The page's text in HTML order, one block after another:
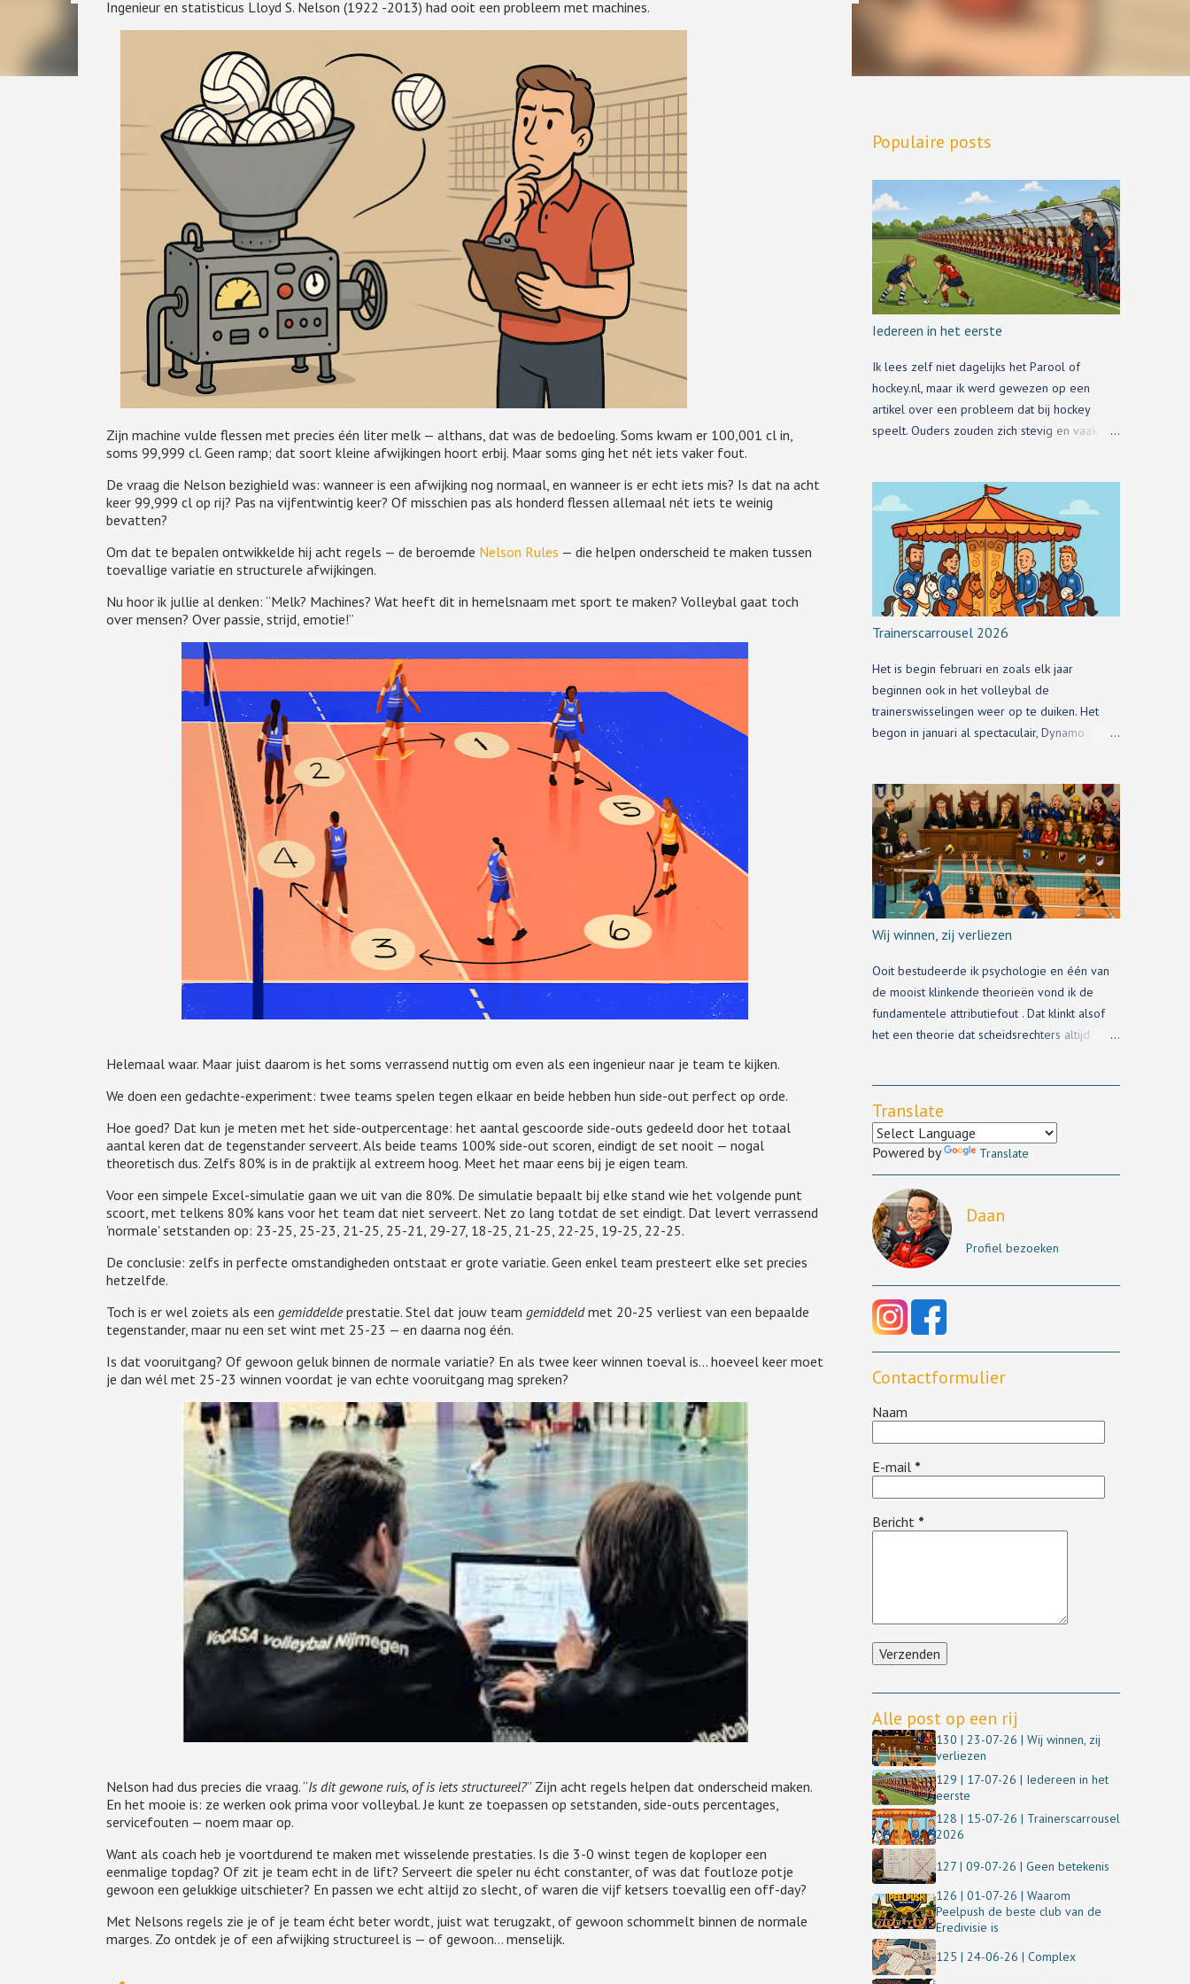
Ingenieur en statisticus Lloyd S. Nelson (1922 -2013) had ooit een probleem met machines.
Zijn machine vulde flessen met precies één liter melk — althans, dat was de bedoeling. Soms kwam er 100,001 cl in,
soms 99,999 cl. Geen ramp; dat soort kleine afwijkingen hoort erbij. Maar soms ging het nét iets vaker fout.
De vraag die Nelson bezighield was: wanneer is een afwijking nog normaal, en wanneer is er echt iets mis? Is dat na acht
keer 99,999 cl op rij? Pas na vijfentwintig keer? Of misschien pas als honderd flessen allemaal nét iets te weinig
bevatten?
Om dat te bepalen ontwikkelde hij acht regels — de beroemde Nelson Rules — die helpen onderscheid te maken tussen
toevallige variatie en structurele afwijkingen.
Nu hoor ik jullie al denken: “Melk? Machines? Wat heeft dit in hemelsnaam met sport te maken? Volleybal gaat toch
over mensen? Over passie, strijd, emotie!”
Helemaal waar. Maar juist daarom is het soms verrassend nuttig om even als een ingenieur naar je team te kijken.
We doen een gedachte-experiment: twee teams spelen tegen elkaar en beide hebben hun side-out perfect op orde.
Hoe goed? Dat kun je meten met het side-outpercentage: het aantal gescoorde side-outs gedeeld door het totaal
aantal keren dat de tegenstander serveert. Als beide teams 100% side-out scoren, eindigt de set nooit — nogal
theoretisch dus. Zelfs 80% is in de praktijk al extreem hoog. Meet het maar eens bij je eigen team.
Voor een simpele Excel-simulatie gaan we uit van die 80%. De simulatie bepaalt bij elke stand wie het volgende punt
scoort, met telkens 80% kans voor het team dat niet serveert. Net zo lang totdat de set eindigt. Dat levert verrassend
'normale' setstanden op: 23-25, 25-23, 21-25, 25-21, 29-27, 18-25, 21-25, 22-25, 19-25, 22-25.
De conclusie: zelfs in perfecte omstandigheden ontstaat er grote variatie. Geen enkel team presteert elke set precies
hetzelfde.
Toch is er wel zoiets als een gemiddeldeprestatie. Stel dat jouw team gemiddeldmet 20-25 verliest van een bepaalde
tegenstander, maar nu een set wint met 25-23 — en daarna nog één.
Is dat vooruitgang? Of gewoon geluk binnen de normale variatie? En als twee keer winnen toeval is… hoeveel keer moet
je dan wél met 25-23 winnen voordat je van echte vooruitgang mag spreken?
Nelson had dus precies die vraag. “Is dit gewone ruis, of is iets structureel?” Zijn acht regels helpen dat onderscheid maken.
En het mooie is: ze werken ook prima voor volleybal. Je kunt ze toepassen op setstanden, side-outs percentages,
servicefouten — noem maar op.
Want als coach heb je voortdurend te maken met wisselende prestaties. Is die 3-0 winst tegen de koploper een
eenmalige topdag? Of zit je team echt in de lift? Serveert die speler nu écht constanter, of was dat foutloze potje
gewoon een gelukkige uitschieter? En passen we echt altijd zo slecht, of waren die vijf ketsers toevallig een off-day?
Met Nelsons regels zie je of je team écht beter wordt, juist wat terugzakt, of gewoon schommelt binnen de normale
marges. Zo ontdek je of een afwijking structureel is — of gewoon… menselijk.
Populaire posts
Iedereen in het eerste
Ik lees zelf niet dagelijks het Parool of
hockey.nl, maar ik werd gewezen op een
artikel over een probleem dat bij hockey
speelt. Ouders zouden zich stevig en vaak
Trainerscarrousel 2026
Het is begin februari en zoals elk jaar
beginnen ook in het volleybal de
trainerswisselingen weer op te duiken. Het
begon in januari al spectaculair, Dynamo
Redbad haalt de krant nog wel, maar
amateurvolleyballand is klein, te klein, en de
andere trainerswisselingen kom je via de pers
niet te weten.
Wij winnen, zij verliezen
Ooit bestudeerde ik psychologie en één van
de mooist klinkende theorieën vond ik de
fundamentele attributiefout . Dat klinkt alsof
het een theorie dat scheidsrechters altijd
Translate
Powered by Translate
Daan
Profiel bezoeken
Contactformulier
Naam
E-mail *
Bericht *
Alle post op een rij
130 | 23-07-26 | Wij winnen, zij
verliezen
129 | 17-07-26 | Iedereen in het
eerste
128 | 15-07-26 | Trainerscarrousel
2026
127 | 09-07-26 | Geen betekenis
126 | 01-07-26 | Waarom
Peelpush de beste club van de
Eredivisie is
125 | 24-06-26 | Complex